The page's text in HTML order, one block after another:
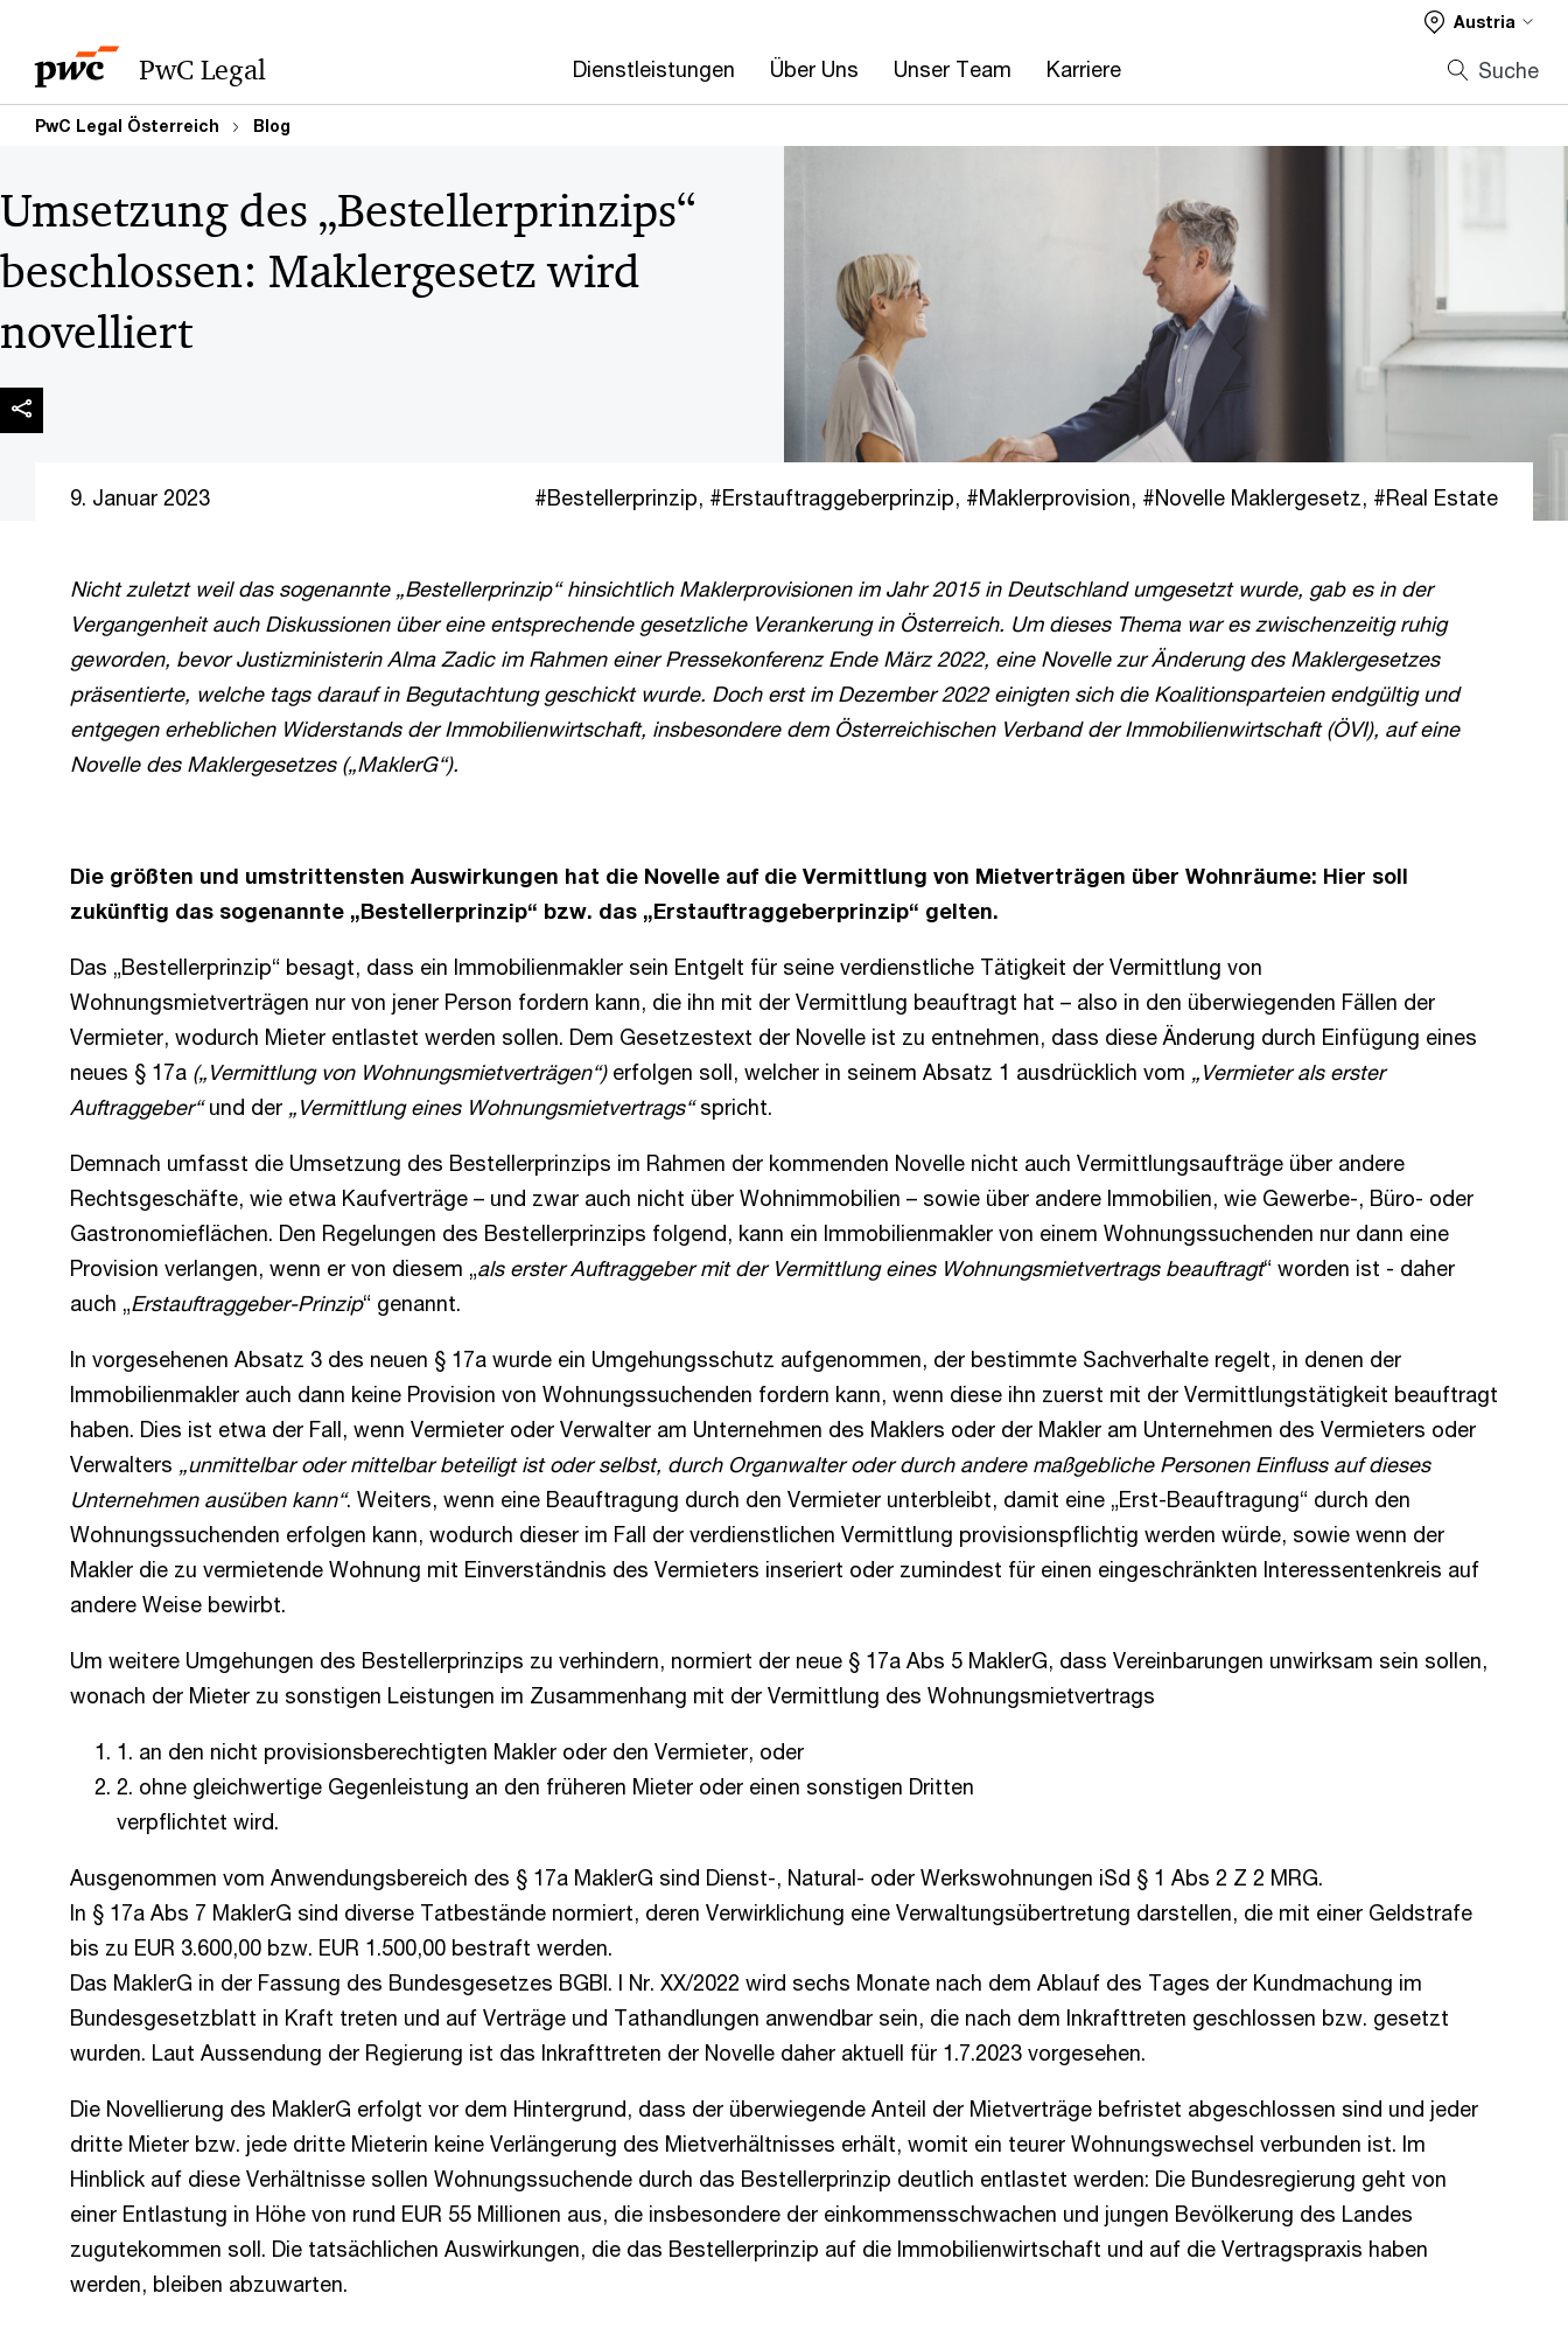
Austria
PwC Legal Dienstleistungen Über Uns Unser Team Karriere Suche
PwC Legal Österreich Blog
Umsetzung des „Bestellerprinzips“
beschlossen: Maklergesetz wird
novelliert
9. Januar 2023 Bestellerprinzip, Erstauftraggeberprinzip, Maklerprovision, Novelle Maklergesetz, Real Estate
Nicht zuletzt weil das sogenannte „Bestellerprinzip“ hinsichtlich Maklerprovisionen im Jahr 2015 in Deutschland umgesetzt wurde, gab es in der
Vergangenheit auch Diskussionen über eine entsprechende gesetzliche Verankerung in Österreich. Um dieses Thema war es zwischenzeitig ruhig
geworden, bevor Justizministerin Alma Zadic im Rahmen einer Pressekonferenz Ende März 2022, eine Novelle zur Änderung des Maklergesetzes
präsentierte, welche tags darauf in Begutachtung geschickt wurde. Doch erst im Dezember 2022 einigten sich die Koalitionsparteien endgültig und
entgegen erheblichen Widerstands der Immobilienwirtschaft, insbesondere dem Österreichischen Verband der Immobilienwirtschaft (ÖVI), auf eine
Novelle des Maklergesetzes („MaklerG“).
Die größten und umstrittensten Auswirkungen hat die Novelle auf die Vermittlung von Mietverträgen über Wohnräume: Hier soll
zukünftig das sogenannte „Bestellerprinzip“ bzw. das „Erstauftraggeberprinzip“ gelten.
Das „Bestellerprinzip“ besagt, dass ein Immobilienmakler sein Entgelt für seine verdienstliche Tätigkeit der Vermittlung von
Wohnungsmietverträgen nur von jener Person fordern kann, die ihn mit der Vermittlung beauftragt hat – also in den überwiegenden Fällen der
Vermieter, wodurch Mieter entlastet werden sollen. Dem Gesetzestext der Novelle ist zu entnehmen, dass diese Änderung durch Einfügung eines
neues § 17a („Vermittlung von Wohnungsmietverträgen“)erfolgen soll, welcher in seinem Absatz 1 ausdrücklich vom „Vermieter als erster
Auftraggeber“und der „Vermittlung eines Wohnungsmietvertrags“spricht.
Demnach umfasst die Umsetzung des Bestellerprinzips im Rahmen der kommenden Novelle nicht auch Vermittlungsaufträge über andere
Rechtsgeschäfte, wie etwa Kaufverträge – und zwar auch nicht über Wohnimmobilien – sowie über andere Immobilien, wie Gewerbe-, Büro- oder
Gastronomieflächen. Den Regelungen des Bestellerprinzips folgend, kann ein Immobilienmakler von einem Wohnungssuchenden nur dann eine
Provision verlangen, wenn er von diesem „als erster Auftraggeber mit der Vermittlung eines Wohnungsmietvertrags beauftragt“ worden ist - daher
auch „Erstauftraggeber-Prinzip“ genannt.
In vorgesehenen Absatz 3 des neuen § 17a wurde ein Umgehungsschutz aufgenommen, der bestimmte Sachverhalte regelt, in denen der
Immobilienmakler auch dann keine Provision von Wohnungssuchenden fordern kann, wenn diese ihn zuerst mit der Vermittlungstätigkeit beauftragt
haben. Dies ist etwa der Fall, wenn Vermieter oder Verwalter am Unternehmen des Maklers oder der Makler am Unternehmen des Vermieters oder
Verwalters „unmittelbar oder mittelbar beteiligt ist oder selbst, durch Organwalter oder durch andere maßgebliche Personen Einfluss auf dieses
Unternehmen ausüben kann“. Weiters, wenn eine Beauftragung durch den Vermieter unterbleibt, damit eine „Erst-Beauftragung“ durch den
Wohnungssuchenden erfolgen kann, wodurch dieser im Fall der verdienstlichen Vermittlung provisionspflichtig werden würde, sowie wenn der
Makler die zu vermietende Wohnung mit Einverständnis des Vermieters inseriert oder zumindest für einen eingeschränkten Interessentenkreis auf
andere Weise bewirbt.
Um weitere Umgehungen des Bestellerprinzips zu verhindern, normiert der neue § 17a Abs 5 MaklerG, dass Vereinbarungen unwirksam sein sollen,
wonach der Mieter zu sonstigen Leistungen im Zusammenhang mit der Vermittlung des Wohnungsmietvertrags
1. an den nicht provisionsberechtigten Makler oder den Vermieter, oder
2. ohne gleichwertige Gegenleistung an den früheren Mieter oder einen sonstigen Dritten
verpflichtet wird.
Ausgenommen vom Anwendungsbereich des § 17a MaklerG sind Dienst-, Natural- oder Werkswohnungen iSd § 1 Abs 2 Z 2 MRG.
In § 17a Abs 7 MaklerG sind diverse Tatbestände normiert, deren Verwirklichung eine Verwaltungsübertretung darstellen, die mit einer Geldstrafe
bis zu EUR 3.600,00 bzw. EUR 1.500,00 bestraft werden.
Das MaklerG in der Fassung des Bundesgesetzes BGBl. I Nr. XX/2022 wird sechs Monate nach dem Ablauf des Tages der Kundmachung im
Bundesgesetzblatt in Kraft treten und auf Verträge und Tathandlungen anwendbar sein, die nach dem Inkrafttreten geschlossen bzw. gesetzt
wurden. Laut Aussendung der Regierung ist das Inkrafttreten der Novelle daher aktuell für 1.7.2023 vorgesehen.
Die Novellierung des MaklerG erfolgt vor dem Hintergrund, dass der überwiegende Anteil der Mietverträge befristet abgeschlossen sind und jeder
dritte Mieter bzw. jede dritte Mieterin keine Verlängerung des Mietverhältnisses erhält, womit ein teurer Wohnungswechsel verbunden ist. Im
Hinblick auf diese Verhältnisse sollen Wohnungssuchende durch das Bestellerprinzip deutlich entlastet werden: Die Bundesregierung geht von
einer Entlastung in Höhe von rund EUR 55 Millionen aus, die insbesondere der einkommensschwachen und jungen Bevölkerung des Landes
zugutekommen soll. Die tatsächlichen Auswirkungen, die das Bestellerprinzip auf die Immobilienwirtschaft und auf die Vertragspraxis haben
werden, bleiben abzuwarten.